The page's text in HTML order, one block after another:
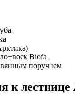
Biofa
поручнем
к лестнице